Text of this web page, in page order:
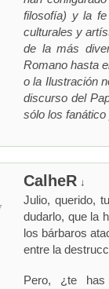
filosofía) y la
culturales y
de la más
Romano hasta
o la Ilustración
discurso del
sólo los fanático
CalheR ↓
Julio, querido,
dudarlo, que la
los bárbaros
entre la
Pero, ¿te